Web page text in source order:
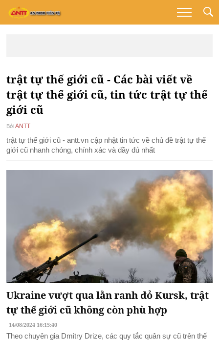
trật tự thế giới cũ - Các bài viết về
trật tự thế giới cũ, tin tức trật tự thế
giới cũ
Bởi ANTT
trật tự thế giới cũ - antt.vn cập nhật tin tức về chủ đề trật tự thế
giới cũ nhanh chóng, chính xác và đầy đủ nhất
Ukraine vượt qua lằn ranh đỏ Kursk, trật
tự thế giới cũ không còn phù hợp
14/08/2024 16:15:40
Theo chuyên gia Dmitry Drize, các quy tắc quân sự cũ trên thế